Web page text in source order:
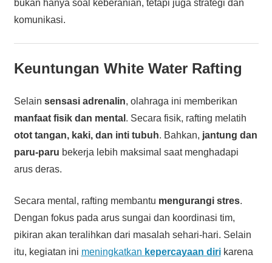
bukan hanya soal keberanian, tetapi juga strategi dan
komunikasi.
Keuntungan White Water Rafting
Selain sensasi adrenalin, olahraga ini memberikan
manfaat fisik dan mental . Secara fisik, rafting melatih
otot tangan, kaki, dan inti tubuh. Bahkan, jantung dan
paru-paru bekerja lebih maksimal saat menghadapi
arus deras.
Secara mental, rafting membantu mengurangi stres.
Dengan fokus pada arus sungai dan koordinasi tim,
pikiran akan teralihkan dari masalah sehari-hari. Selain
itu, kegiatan ini meningkatkan kepercayaan dirikarena